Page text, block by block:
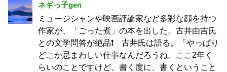
ネギっ子gen
ミュージシャンや映画評論家など多彩な顔を持つ
作家が、「ごった煮」の本を出した。古井由吉氏
との文学問答が絶品❗ 古井氏は語る。「やっぱり
どこか忌まわしい仕事なんだろうね。ここ2年く
らいのことですけど、書く度に、書くということ